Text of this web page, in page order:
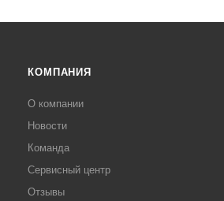
КОМПАНИЯ
О компании
Новости
Команда
Сервисный центр
Отзывы